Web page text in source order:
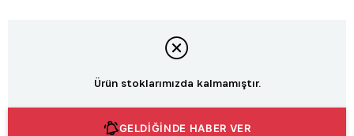
Ürün stoklarımızda kalmamıştır.
GELDİĞİNDE HABER VER